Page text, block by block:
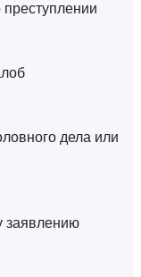
дела или
заявлению